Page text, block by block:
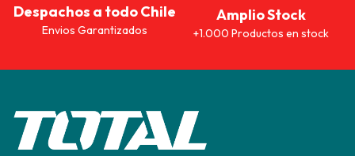
Despachos a todo Chile
Envios Garantizados
Amplio Stock
+1.000 Productos en stock